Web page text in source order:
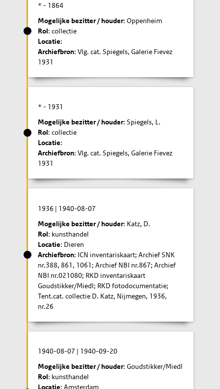
* - 1864
Mogelijke bezitter / houder: Oppenheim
Rol: collectie
Locatie:
Archiefbron: Vlg. cat. Spiegels, Galerie Fievez
1931
* - 1931
Mogelijke bezitter / houder: Spiegels, L.
Rol: collectie
Locatie:
Archiefbron: Vlg. cat. Spiegels, Galerie Fievez
1931
1936 | 1940-08-07
Mogelijke bezitter / houder: Katz, D.
Rol: kunsthandel
Locatie: Dieren
Archiefbron: ICN inventariskaart; Archief SNK
nr.388, 861, 1061; Archief NBI nr.867; Archief
NBI nr.021080; RKD inventariskaart
Goudstikker/Miedl; RKD fotodocumentatie;
Tent.cat. collectie D. Katz, Nijmegen, 1936,
nr.26
1940-08-07 | 1940-09-20
Mogelijke bezitter / houder: Goudstikker/Miedl
Rol: kunsthandel
Locatie: Amsterdam